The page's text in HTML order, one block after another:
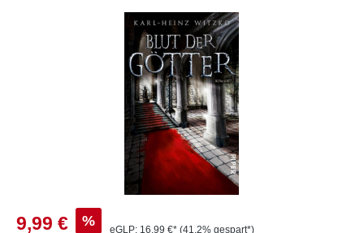
Bildergalerie überspringen
Verkaufspreis:
9,99 € %
eGLP: 16,99 €* (41.2% gespart*)